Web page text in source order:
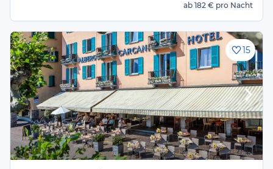
ab 182 € pro Nacht
15